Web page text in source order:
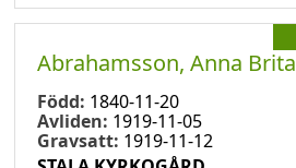
Abrahamsson, Anna Brita
Född: 1840-11-20
Avliden: 1919-11-05
Gravsatt: 1919-11-12